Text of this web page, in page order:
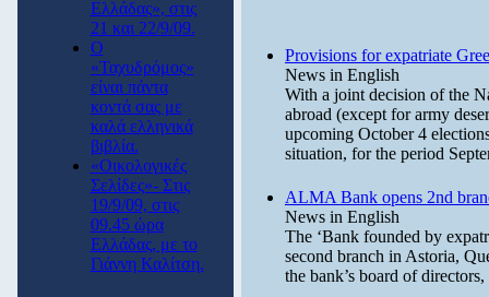
Ελλάδας», στις
21 και 22/9/09.
Ο
«Ταχυδρόμος»
είναι πάντα
κοντά σας με
καλά ελληνικά
βιβλία.
«Οικολογικές
Σελίδες»- Στις
19/9/09, στις
09.45 ώρα
Ελλάδας, με το
Γιάννη Καλίτση.
Provisions for expatriate
News in English
With a joint decision of the
abroad (except for army
upcoming October 4
situation, for the period
ALMA Bank opens 2nd
News in English
The ‘Bank founded by
second branch in Astoria,
the bank’s board of